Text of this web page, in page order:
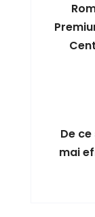
De
mai